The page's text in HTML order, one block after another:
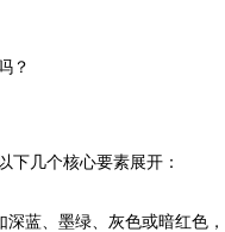
？
下几个核心要素展开：
蓝、墨绿、灰色或暗红色，